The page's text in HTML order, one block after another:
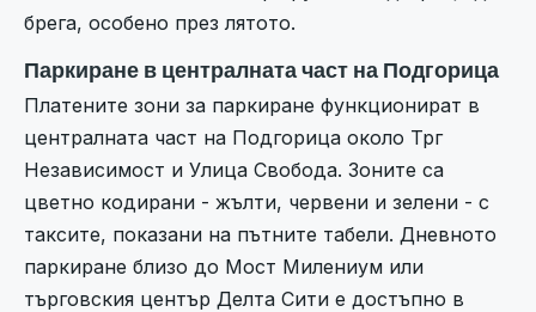
брега, особено през лятото.
Паркиране в централната част на Подгорица
Платените зони за паркиране функционират в
централната част на Подгорица около Трг
Независимост и Улица Свобода. Зоните са
цветно кодирани - жълти, червени и зелени - с
таксите, показани на пътните табели. Дневното
паркиране близо до Мост Милениум или
търговския център Делта Сити е достъпно в